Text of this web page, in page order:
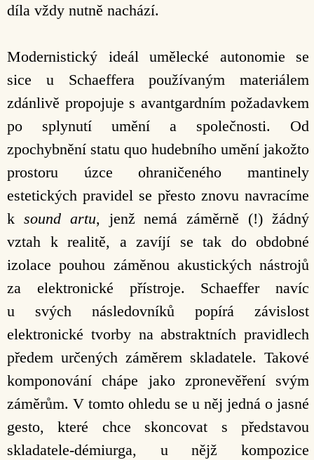
díla vždy nutně nachází.
Modernistický ideál umělecké autonomie se
sice u Schaeffera používaným materiálem
zdánlivě propojuje s avantgardním požadavkem
po splynutí umění a společnosti. Od
zpochybnění statu quo hudebního umění jakožto
prostoru úzce ohraničeného mantinely
estetických pravidel se přesto znovu navracíme
k sound artu, jenž nemá záměrně (!) žádný
vztah k realitě, a zavíjí se tak do obdobné
izolace pouhou záměnou akustických nástrojů
za elektronické přístroje. Schaeffer navíc
u svých následovníků popírá závislost
elektronické tvorby na abstraktních pravidlech
předem určených záměrem skladatele. Takové
komponování chápe jako zpronevěření svým
záměrům. V tomto ohledu se u něj jedná o jasné
gesto, které chce skoncovat s představou
skladatele-démiurga, u nějž kompozice